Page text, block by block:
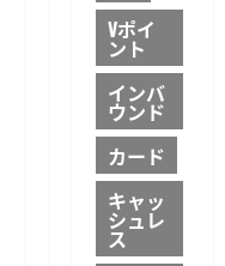
Vポイ
ント
インバ
ウンド
カード
キャッ
シュレ
ス